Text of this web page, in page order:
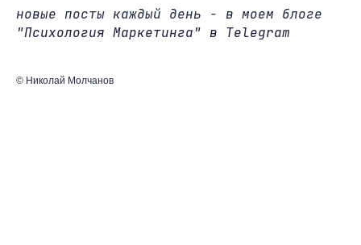
новые посты каждый день - в моем блоге
"Психология Маркетинга" в Telegram
© Николай Молчанов